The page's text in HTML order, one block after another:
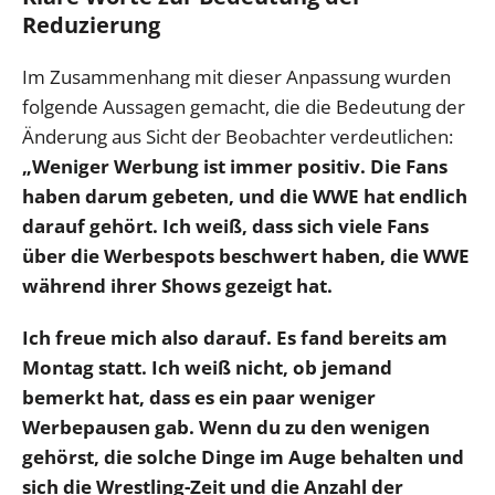
Reduzierung
Im Zusammenhang mit dieser Anpassung wurden
folgende Aussagen gemacht, die die Bedeutung der
Änderung aus Sicht der Beobachter verdeutlichen:
„Weniger Werbung ist immer positiv. Die Fans
haben darum gebeten, und die WWE hat endlich
darauf gehört. Ich weiß, dass sich viele Fans
über die Werbespots beschwert haben, die WWE
während ihrer Shows gezeigt hat.
Ich freue mich also darauf. Es fand bereits am
Montag statt. Ich weiß nicht, ob jemand
bemerkt hat, dass es ein paar weniger
Werbepausen gab. Wenn du zu den wenigen
gehörst, die solche Dinge im Auge behalten und
sich die Wrestling-Zeit und die Anzahl der